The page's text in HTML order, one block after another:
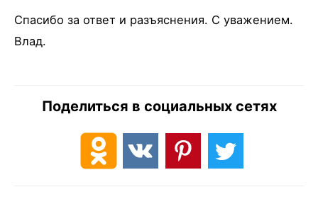
Спасибо за ответ и разъяснения. С уважением.
Влад.
Поделиться в социальных сетях